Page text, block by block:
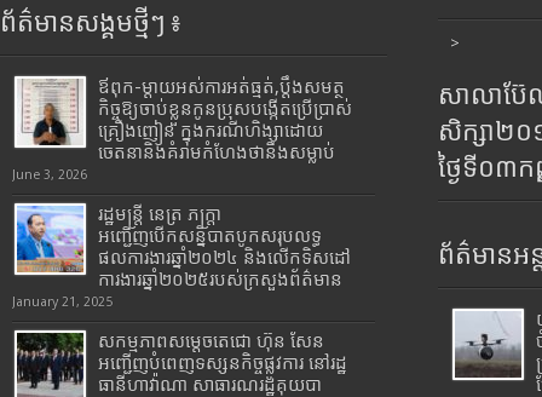
ព័ត៌មានសង្គមថ្មីៗ ៖
ឪពុក-ម្ដាយអស់ការអត់ធ្មត់,ប្ដឹងសមត្ថ
កិច្ចឱ្យចាប់ខ្លួនកូនប្រុសបង្កើតប្រើប្រាស់
គ្រឿងញៀន ក្នុងករណីហិង្សាដោយ
ចេតនានិងគំរាមកំហែងថានឹងសម្លាប់
June 3, 2026
រដ្ឋមន្រ្តី​ នេត្រ​ ភក្ត្រា​
អញ្ជើញបើកសន្និបាតបូកសរុបលទ្ធ
ផលការងារឆ្នាំ២០២៤ និងលើកទិសដៅ
ការងារឆ្នាំ២០២៥របស់​ក្រសួង​ព័ត៌មាន​
January 21, 2025
សកម្មភាពសម្តេចតេជោ ហ៊ុន សែន
អញ្ជើញបំពេញទស្សនកិច្ចផ្លូវការ នៅរដ្ឋ
ធានីហាវ៉ាណា សាធារណរដ្ឋគុយបា
>
សាលាប៊ែ
សិក្សា២
ថ្ងៃទី០៣
ព័ត៌មានអន្